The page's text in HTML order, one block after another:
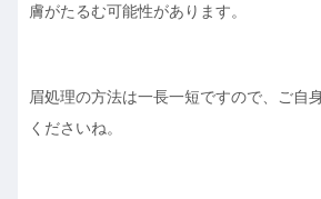
膚がたるむ可能性があります。
眉処理の方法は一長一短ですので、ご自
くださいね。